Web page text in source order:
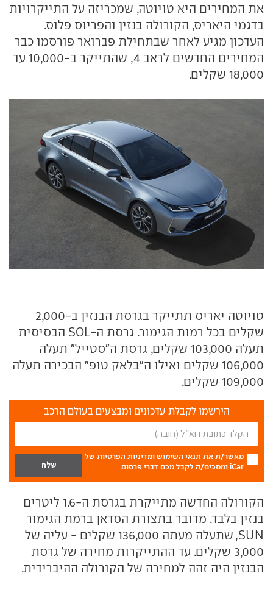
את המחירים היא טויוטה, שמכריזה על התייקרויות
בדגמי היאריס, הקורולה בנזין והפריוס פלוס.
העדכון מגיע לאחר שבתחילת פברואר פורסמו כבר
המחירים החדשים לראב 4, שהתייקר ב-10,000 עד
18,000 שקלים.
טויוטה יאריס תתייקר בגרסת הבנזין ב-2,000
שקלים בכל רמות הגימור. גרסת ה-SOL הבסיסית
תעלה 103,000 שקלים, גרסת ה"סטייל" תעלה
106,000 שקלים ואילו ה"בלאק טופ" הבכירה תעלה
109,000 שקלים.
הירשמו לקבלת עדכונים ומבצעים בעולם הרכב
מאשר/ת את תנאי השימוש ומדיניות הפרטיות של
iCar ומסכים/ה לקבל מכם דברי פרסום.
הקורולה החדשה מתייקרת בגרסת ה-1.6 ליטרים
בנזין בלבד. מדובר בתצורת הסדאן ברמת הגימור
SUN, שתעלה מעתה 136,000 שקלים - עליה של
3,000 שקלים. עד ההתייקרות מחירה של גרסת
הבנזין היה זהה למחירה של הקורולה ההיברידית.